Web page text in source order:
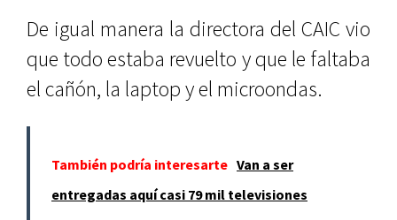
De igual manera la directora del CAIC vio
que todo estaba revuelto y que le faltaba
el cañón, la laptop y el microondas.
También podría interesarte Van a ser
entregadas aquí casi 79 mil televisiones